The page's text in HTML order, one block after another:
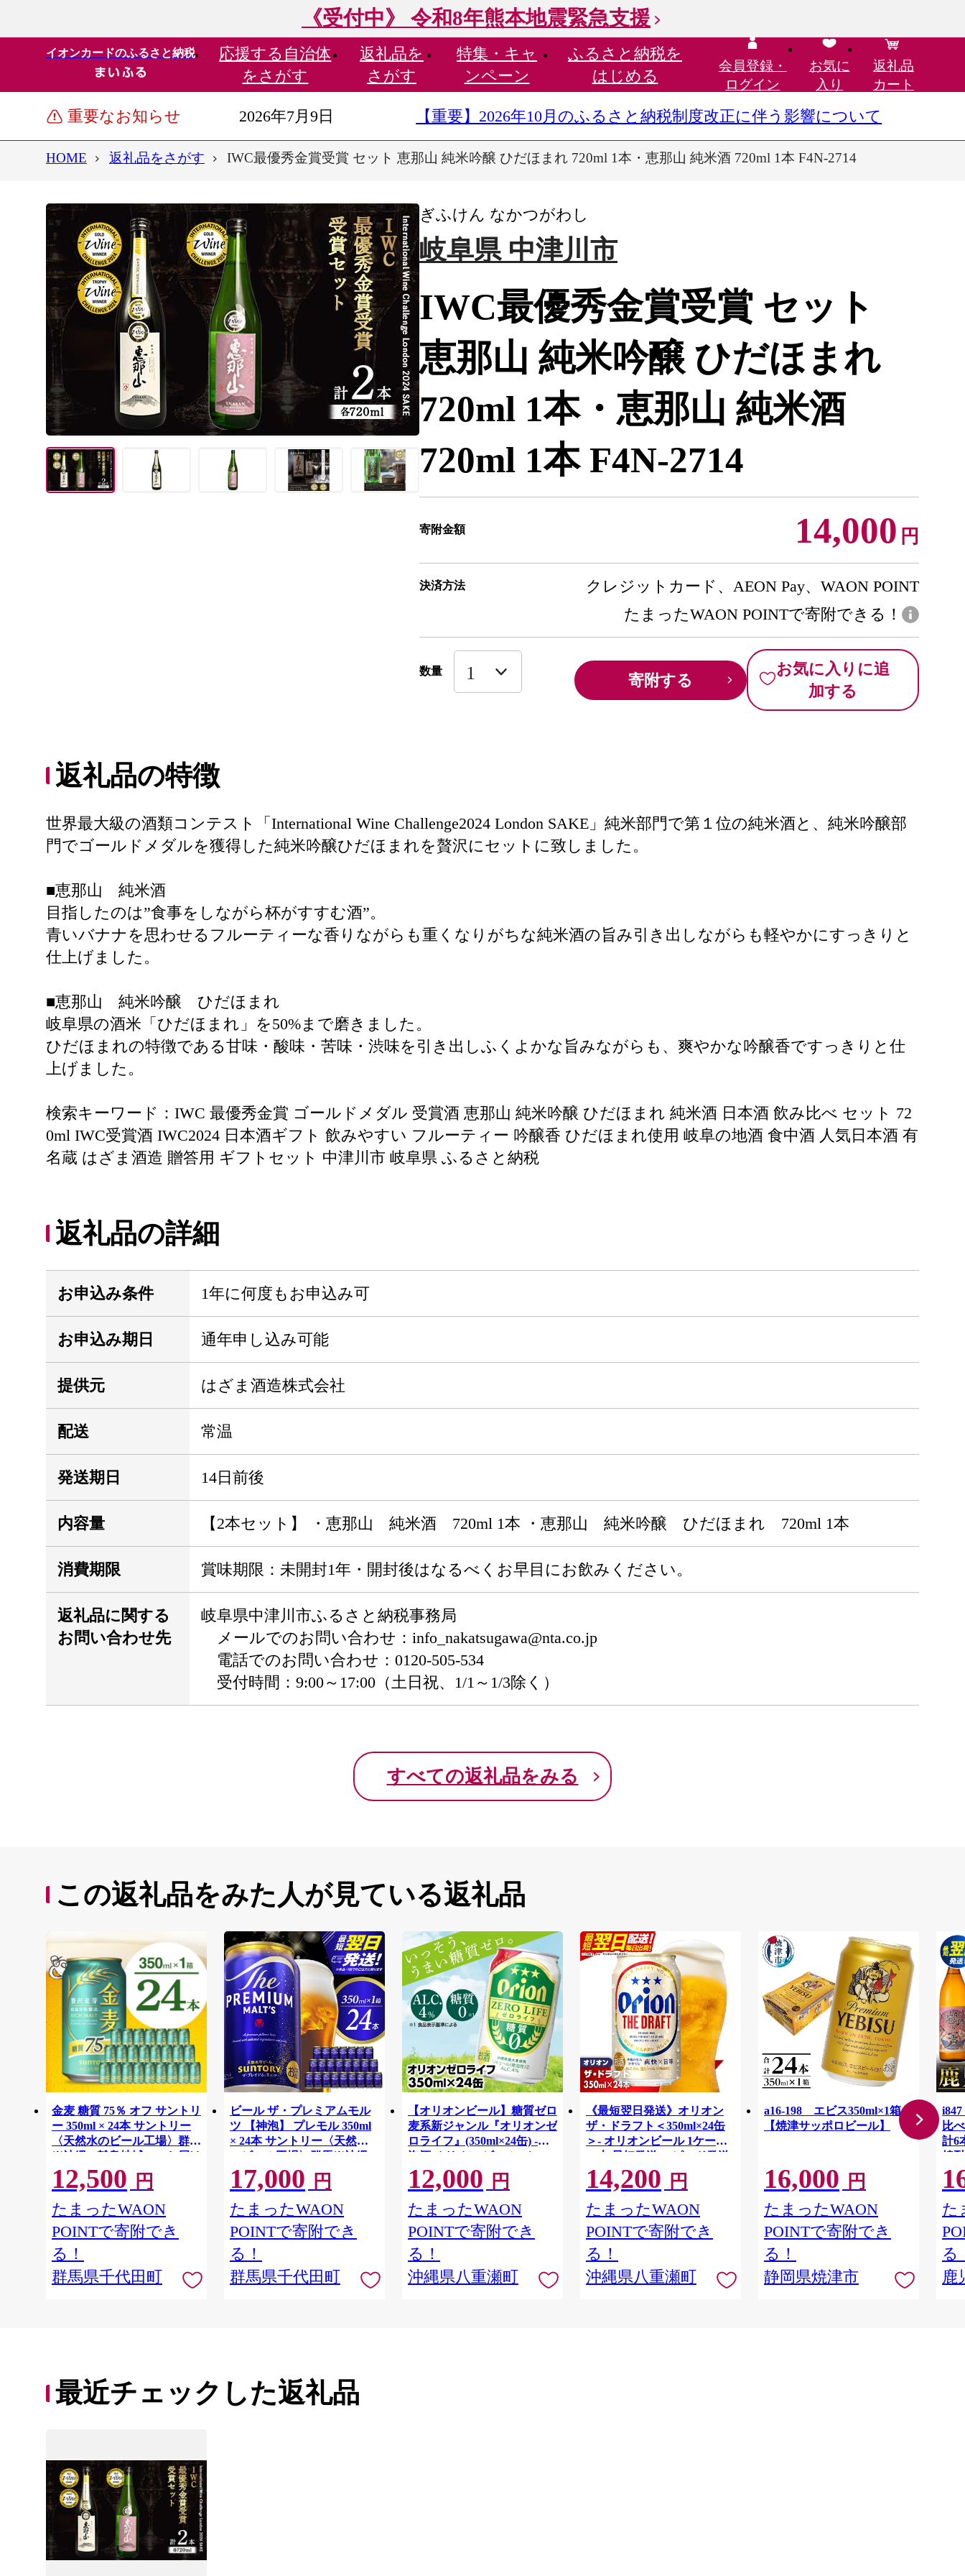
《受付中》 令和8年熊本地震緊急支援
イオンカードのふるさと納税 応援する 自治体
をさがす
返礼品を
さがす
特集・ キャ
ンペーン
ふるさと納税を
はじめる
会員登録・
ログイン
お気に
入り
返礼品
カート
重要なお知らせ 2026年7月9日 【重要】2026年10月のふるさと納税制度改正に伴う影響について
HOME 返礼品をさがす IWC最優秀金賞受賞 セット 恵那山 純米吟醸 ひだほまれ 720ml 1本・恵那山 純米酒 720ml 1本 F4N-2714
ぎふけん なかつがわし
岐阜県 中津川市
IWC最優秀金賞受賞 セット
恵那山 純米吟醸 ひだほまれ
720ml 1本・恵那山 純米酒
720ml 1本 F4N-2714
寄附金額 14,000 円
決済方法
クレジットカード、AEON Pay、WAON POINT
たまったWAON POINTで寄附できる！
数量 寄附する
お気に入りに追
加する
返礼品の特徴
世界最大級の酒類コンテスト「International Wine Challenge2024 London SAKE」純米部門で第１位の純米酒と、純米吟醸部
門でゴールドメダルを獲得した純米吟醸ひだほまれを贅沢にセットに致しました。
■恵那山 純米酒
目指したのは”食事をしながら杯がすすむ酒”。
青いバナナを思わせるフルーティーな香りながらも重くなりがちな純米酒の旨み引き出しながらも軽やかにすっきりと
仕上げました。
■恵那山 純米吟醸 ひだほまれ
岐阜県の酒米「ひだほまれ」を50%まで磨きました。
ひだほまれの特徴である甘味・酸味・苦味・渋味を引き出しふくよかな旨みながらも、爽やかな吟醸香ですっきりと仕
上げました。
検索キーワード：IWC 最優秀金賞 ゴールドメダル 受賞酒 恵那山 純米吟醸 ひだほまれ 純米酒 日本酒 飲み比べ セット 72
0ml IWC受賞酒 IWC2024 日本酒ギフト 飲みやすい フルーティー 吟醸香 ひだほまれ使用 岐阜の地酒 食中酒 人気日本酒 有
名蔵 はざま酒造 贈答用 ギフトセット 中津川市 岐阜県 ふるさと納税
返礼品の詳細
お申込み条件 1年に何度もお申込み可
お申込み期日 通年申し込み可能
提供元 はざま酒造株式会社
配送 常温
発送期日 14日前後
内容量 【2本セット】 ・恵那山 純米酒 720ml 1本 ・恵那山 純米吟醸 ひだほまれ 720ml 1本
消費期限 賞味期限：未開封1年・開封後はなるべくお早目にお飲みください。
返礼品に関する
お問い合わせ先
岐阜県中津川市ふるさと納税事務局
メールでのお問い合わせ：info_nakatsugawa@nta.co.jp
電話でのお問い合わせ：0120-505-534
受付時間：9:00～17:00（土日祝、1/1～1/3除く）
すべての返礼品をみる
この返礼品をみた人が見ている返礼品
金麦 糖質 75％ オフ サントリ
ー 350ml × 24本 サントリー
〈天然水のビール工場〉群馬
※沖縄・離島地域へのお届け
不可
12,500 円
たまったWAON
POINTで寄附でき
る！
群馬県千代田町
ビール ザ・プレミアムモル
ツ 【神泡】 プレモル 350ml
× 24本 サントリー〈天然水
のビール工場〉群馬※沖縄・
離島地域へのお届け不可
17,000 円
たまったWAON
POINTで寄附でき
る！
群馬県千代田町
【オリオンビール】糖質ゼロ
麦系新ジャンル『オリオンゼ
ロライフ』(350ml×24缶) -発
泡酒 オリオン ビール 1ケー
ス ２４本 糖質ゼロ ゼロライ
フ 糖質0 麦芽3倍 麦のうまみ
進化した おいしさ おすすめ
満足感 沖縄県 八重瀬【価格
改定YA】
12,000 円
たまったWAON
POINTで寄附でき
る！
沖縄県八重瀬町
《最短翌日発送》オリオン
ザ・ドラフト＜350ml×24缶
＞- オリオンビール 1ケース
24本 最短発送 スピード発送
おすすめ 沖縄県 八重瀬町
【価格改定YI】
14,200 円
たまったWAON
POINTで寄附でき
る！
沖縄県八重瀬町
a16-198 エビス350ml×1箱
【焼津サッポロビール】
16,000 円
たまったWAON
POINTで寄附でき
る！
静岡県焼津市
比
計6
焼
ル
水
焼
屋】
た
る
鹿
最近チェックした返礼品